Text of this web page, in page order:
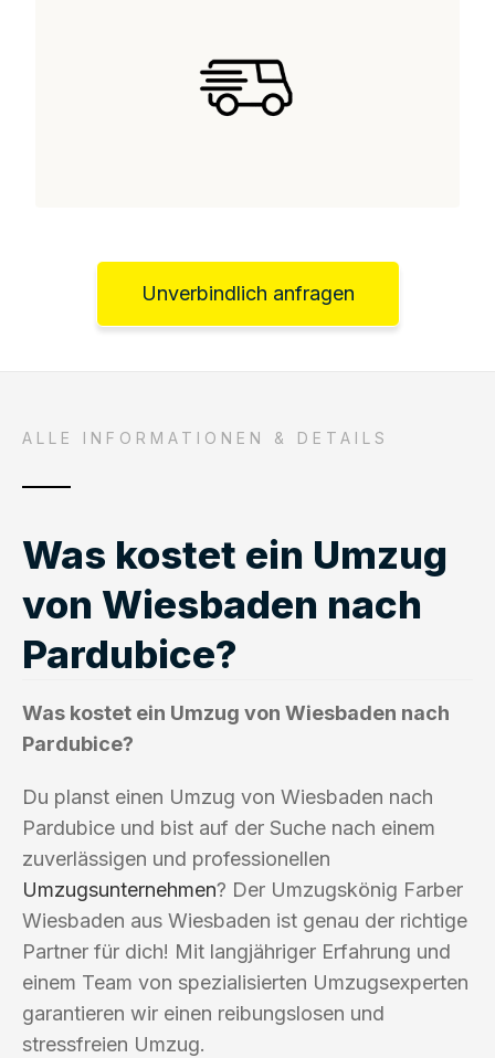
Unverbindlich anfragen
ALLE INFORMATIONEN & DETAILS
Was kostet ein Umzug
von Wiesbaden nach
Pardubice?
Was kostet ein Umzug von Wiesbaden nach
Pardubice?
Du planst einen Umzug von Wiesbaden nach
Pardubice und bist auf der Suche nach einem
zuverlässigen und professionellen
Umzugsunternehmen? Der Umzugskönig Farber
Wiesbaden aus Wiesbaden ist genau der richtige
Partner für dich! Mit langjähriger Erfahrung und
einem Team von spezialisierten Umzugsexperten
garantieren wir einen reibungslosen und
stressfreien Umzug.